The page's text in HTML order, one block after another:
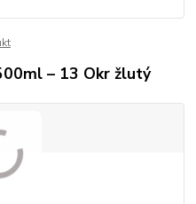
– 13 Okr žlutý